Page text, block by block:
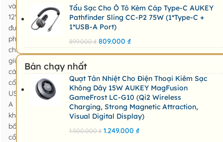
và
12W
được
phân
chia
giữa
các
cổng
USB-
A
khi
bốn
cổng
Tẩu Sạc Cho Ô Tô Kèm Cáp Type-C AUKEY
Pathfinder Sling CC-P2 75W (1*Type-C +
1*USB-A Port)
899.000₫ 809.000 ₫
Bán chạy nhất
Quạt Tản Nhiệt Cho Điện Thoại Kiêm Sạc
Không Dây 15W AUKEY MagFusion
GameFrost LC-G10 (Qi2 Wireless
Charging, Strong Magnetic Attraction,
Visual Digital Display)
1.500.000₫ 1.249.000 ₫